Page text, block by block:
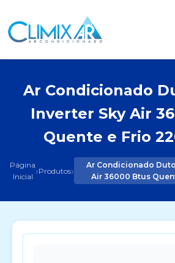
Ar Condicionado
Inverter Sky Air
Quente e Frio
Página
Inicial ›Produtos›
Ar Condicionado
Air 36000 Btus